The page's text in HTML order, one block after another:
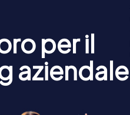
per il
aziendale